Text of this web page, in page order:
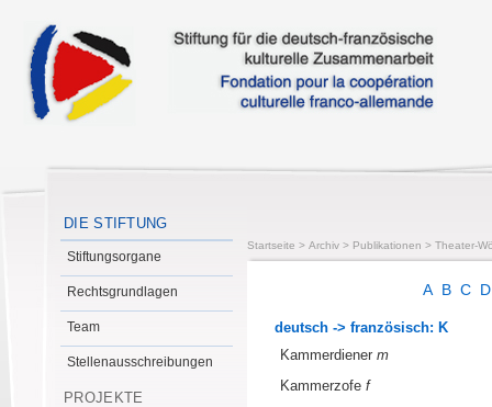
DIE STIFTUNG
Stiftungsorgane
Rechtsgrundlagen
Team
Stellenausschreibungen
PROJEKTE
Startseite > Archiv > Publikationen > Theater-
A B C
deutsch -> französisch: K
Kammerdiener m
Kammerzofe f